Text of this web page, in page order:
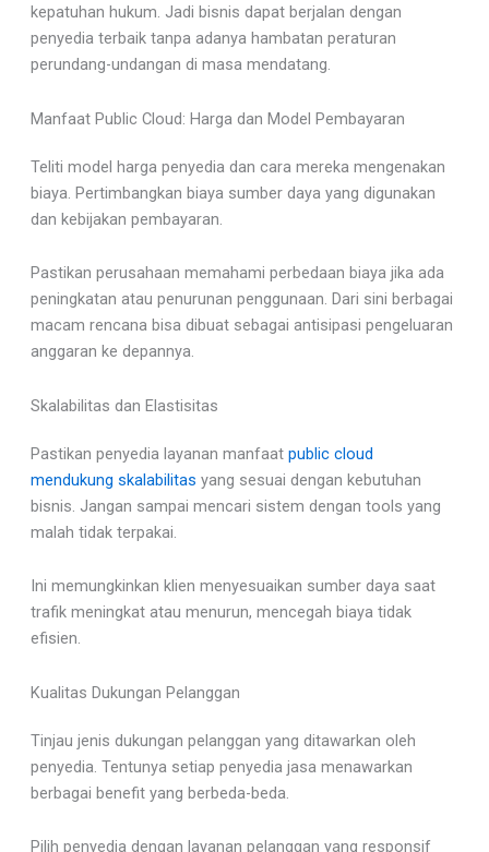
kepatuhan hukum. Jadi bisnis dapat berjalan dengan
penyedia terbaik tanpa adanya hambatan peraturan
perundang-undangan di masa mendatang.
Manfaat Public Cloud: Harga dan Model Pembayaran
Teliti model harga penyedia dan cara mereka mengenakan
biaya. Pertimbangkan biaya sumber daya yang digunakan
dan kebijakan pembayaran.
Pastikan perusahaan memahami perbedaan biaya jika ada
peningkatan atau penurunan penggunaan. Dari sini berbagai
macam rencana bisa dibuat sebagai antisipasi pengeluaran
anggaran ke depannya.
Skalabilitas dan Elastisitas
Pastikan penyedia layanan manfaat public cloud
mendukung skalabilitas yang sesuai dengan kebutuhan
bisnis. Jangan sampai mencari sistem dengan tools yang
malah tidak terpakai.
Ini memungkinkan klien menyesuaikan sumber daya saat
trafik meningkat atau menurun, mencegah biaya tidak
efisien.
Kualitas Dukungan Pelanggan
Tinjau jenis dukungan pelanggan yang ditawarkan oleh
penyedia. Tentunya setiap penyedia jasa menawarkan
berbagai benefit yang berbeda-beda.
Pilih penyedia dengan layanan pelanggan yang responsif